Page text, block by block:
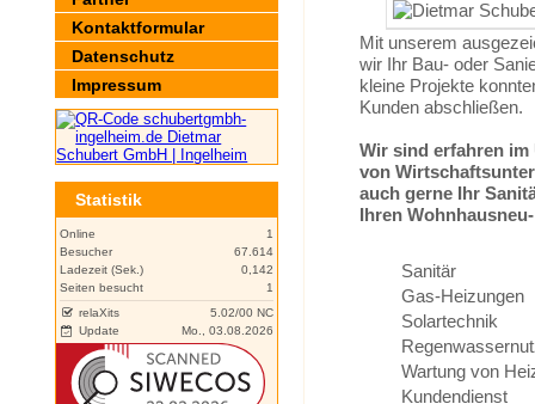
Mit unserem
wir Ihr Bau- oder
kleine Projekte
Kunden abschließen.
Wir sind erfahren
von
auch gerne Ihr
Ihren
Sanitär
Gas-Heizungen
Solartechnik
Wartung von
Kundendienst
Kontaktformular
Datenschutz
Impressum
Statistik
Online
1
Besucher
67.614
Ladezeit (Sek.)
0,142
Seiten besucht
1
relaXits
5.02/00 NC
Update
Mo., 03.08.2026